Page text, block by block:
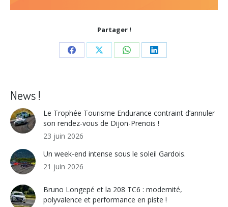
Partager !
Share Share Share Share
News !
Le Trophée Tourisme Endurance contraint d’annuler
son rendez-vous de Dijon-Prenois !
23 juin 2026
Un week-end intense sous le soleil Gardois.
21 juin 2026
Bruno Longepé et la 208 TC6 : modernité,
polyvalence et performance en piste !